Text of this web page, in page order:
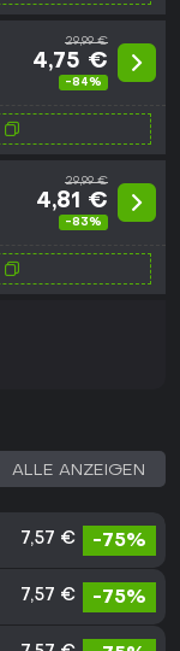
29,99 €
4,75 €
-84%
29,99 €
4,81 €
-83%
ALLE ANZEIGEN
7,57 € -75%
7,57 € -75%